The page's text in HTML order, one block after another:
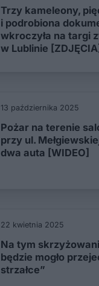
Trzy kameleony,
i podrobiona
wkroczyła na targi
w Lublinie [ZDJĘCIA]
13 października 2025
Pożar na terenie
przy ul.
dwa auta [WIDEO]
22 kwietnia 2025
Na tym
będzie mogło
strzałce”